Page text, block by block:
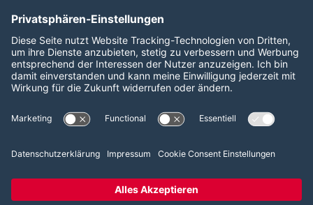
Folgen Sie uns auf:
LinkedIn YouTube
2026 LESER GmbH & Co. KG